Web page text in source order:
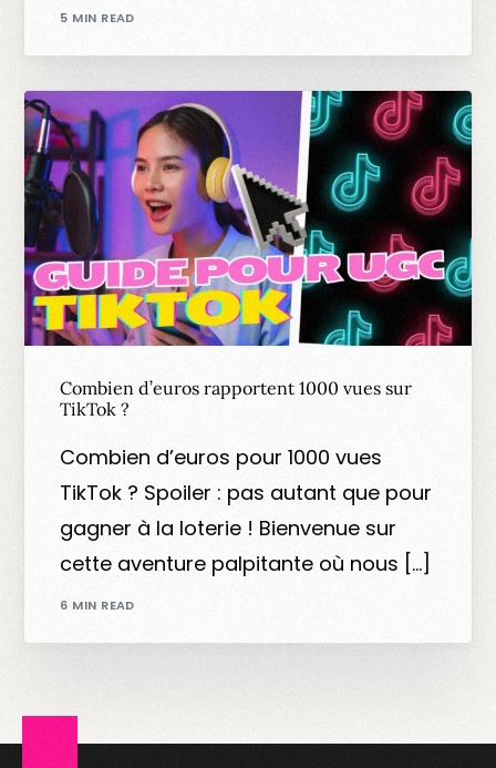
5 MIN READ
Combien d’euros rapportent 1000 vues sur
TikTok ?
Combien d’euros pour 1000 vues
TikTok ? Spoiler : pas autant que pour
gagner à la loterie ! Bienvenue sur
cette aventure palpitante où nous […]
6 MIN READ